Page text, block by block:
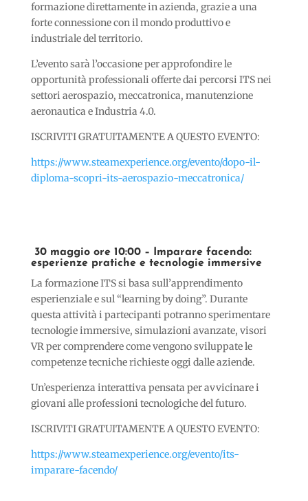
formazione direttamente in azienda, grazie a una
forte connessione con il mondo produttivo e
industriale del territorio.
L’evento sarà l’occasione per approfondire le
opportunità professionali offerte dai percorsi ITS nei
settori aerospazio, meccatronica, manutenzione
aeronautica e Industria 4.0.
ISCRIVITI GRATUITAMENTE A QUESTO EVENTO:
https://www.steamexperience.org/evento/dopo-il-
diploma-scopri-its-aerospazio-meccatronica/
30 maggio ore 10:00 – Imparare facendo:
esperienze pratiche e tecnologie immersive
La formazione ITS si basa sull’apprendimento
esperienziale e sul “learning by doing”. Durante
questa attività i partecipanti potranno sperimentare
tecnologie immersive, simulazioni avanzate, visori
VR per comprendere come vengono sviluppate le
competenze tecniche richieste oggi dalle aziende.
Un’esperienza interattiva pensata per avvicinare i
giovani alle professioni tecnologiche del futuro.
ISCRIVITI GRATUITAMENTE A QUESTO EVENTO:
https://www.steamexperience.org/evento/its-
imparare-facendo/